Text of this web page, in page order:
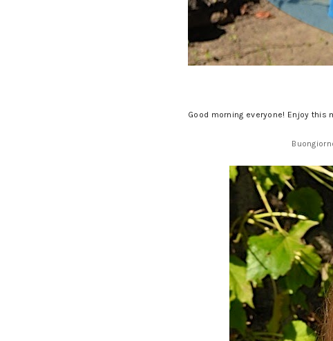
Good morning everyone! Enjoy